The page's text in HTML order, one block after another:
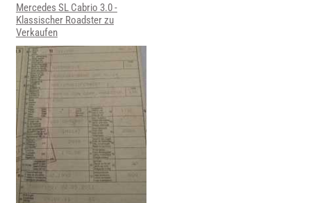
Mercedes SL Cabrio 3.0 -
Klassischer Roadster zu
Verkaufen